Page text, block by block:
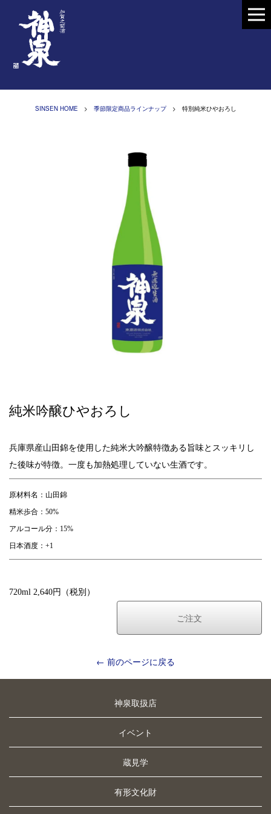
SINSEN HOME > 季節限定商品ラインナップ> 特別純米ひやおろし
純米吟醸ひやおろし
兵庫県産山田錦を使用した純米大吟醸特徴ある旨味とスッキリし
た後味が特徴。一度も加熱処理していない生酒です。
原材料名：山田錦
精米歩合：50%
アルコール分：15%
日本酒度：+1
720ml 2,640円（税別）
ご注文
← 前のページに戻る
神泉取扱店
イベント
蔵見学
有形文化財